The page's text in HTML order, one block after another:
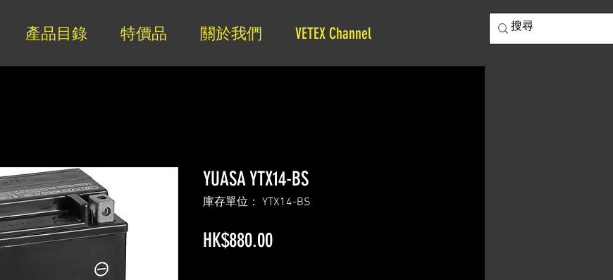
產品目錄 特價品 關於我們 VETEX Channel
YUASA YTX14-BS
庫存單位： YTX14-BS
HK$880.00價